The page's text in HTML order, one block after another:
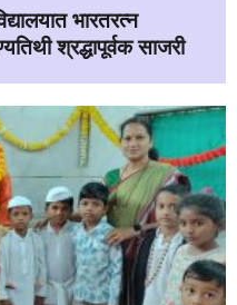
भारतरत्न
श्रद्धापूर्वक साजरी